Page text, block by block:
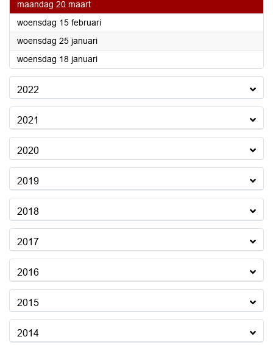
maandag 20 maart2023
woensdag 15 februari2023
woensdag 25 januari2023
woensdag 18 januari2023
2022
2021
2020
2019
2018
2017
2016
2015
2014